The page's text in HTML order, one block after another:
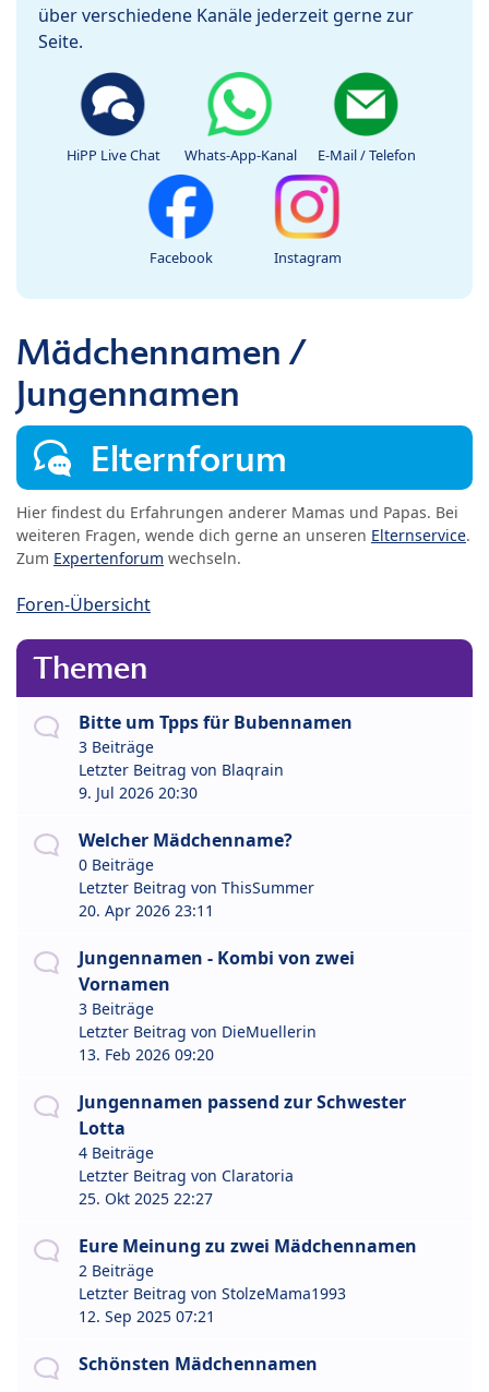
über verschiedene Kanäle jederzeit gerne zur
Seite.
HiPP Live Chat Whats-App-Kanal E-Mail / Telefon
Facebook Instagram
Mädchennamen /
Jungennamen
Elternforum
Hier findest du Erfahrungen anderer Mamas und Papas. Bei
weiteren Fragen, wende dich gerne an unseren Elternservice.
Zum Expertenforum wechseln.
Foren-Übersicht
Themen
Bitte um Tpps für Bubennamen
3 Beiträge
Letzter Beitrag von Blaqrain
9. Jul 2026 20:30
Welcher Mädchenname?
0 Beiträge
Letzter Beitrag von ThisSummer
20. Apr 2026 23:11
Jungennamen - Kombi von zwei
Vornamen
3 Beiträge
Letzter Beitrag von DieMuellerin
13. Feb 2026 09:20
Jungennamen passend zur Schwester
Lotta
4 Beiträge
Letzter Beitrag von Claratoria
25. Okt 2025 22:27
Eure Meinung zu zwei Mädchennamen
2 Beiträge
Letzter Beitrag von StolzeMama1993
12. Sep 2025 07:21
Schönsten Mädchennamen